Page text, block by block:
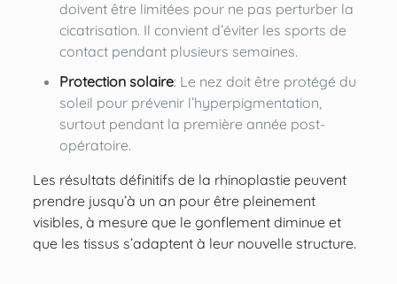
doivent être limitées pour ne pas perturber la
cicatrisation. Il convient d’éviter les sports de
contact pendant plusieurs semaines.
Protection solaire: Le nez doit être protégé du
soleil pour prévenir l’hyperpigmentation,
surtout pendant la première année post-
opératoire.
Les résultats définitifs de la rhinoplastie peuvent
prendre jusqu’à un an pour être pleinement
visibles, à mesure que le gonflement diminue et
que les tissus s’adaptent à leur nouvelle structure.